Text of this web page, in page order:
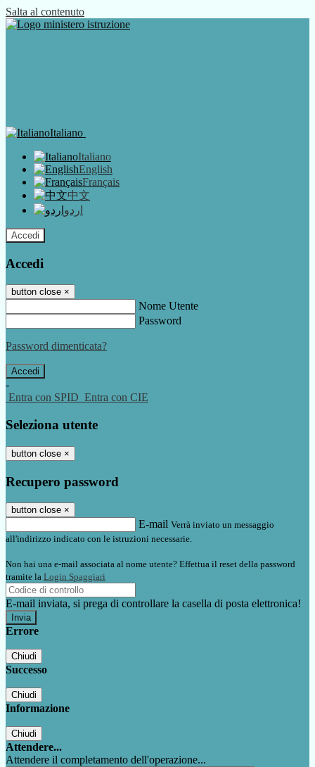
Salta al contenuto
Italiano
Italiano
English
Français
中文
اردو
Accedi
Accedi
button close ×
Nome Utente
Password
Password dimenticata?
-
Entra con SPID Entra con CIE
Seleziona utente
button close ×
Recupero password
button close ×
E-mail Verrà inviato un messaggio
all'indirizzo indicato con le istruzioni necessarie.
Non hai una e-mail associata al nome utente? Effettua il reset della password
tramite la Login Spaggiari
E-mail inviata, si prega di controllare la casella di posta elettronica!
Errore
Chiudi
Successo
Chiudi
Informazione
Chiudi
Attendere...
Attendere il completamento dell'operazione...